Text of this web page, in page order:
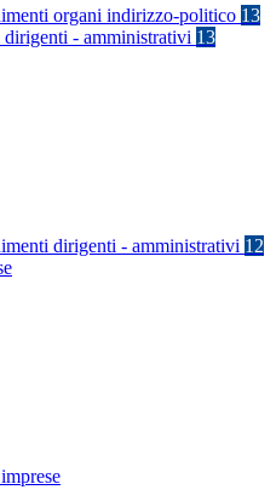
organi indirizzo-politico 13
- amministrativi 13
dirigenti - amministrativi 12